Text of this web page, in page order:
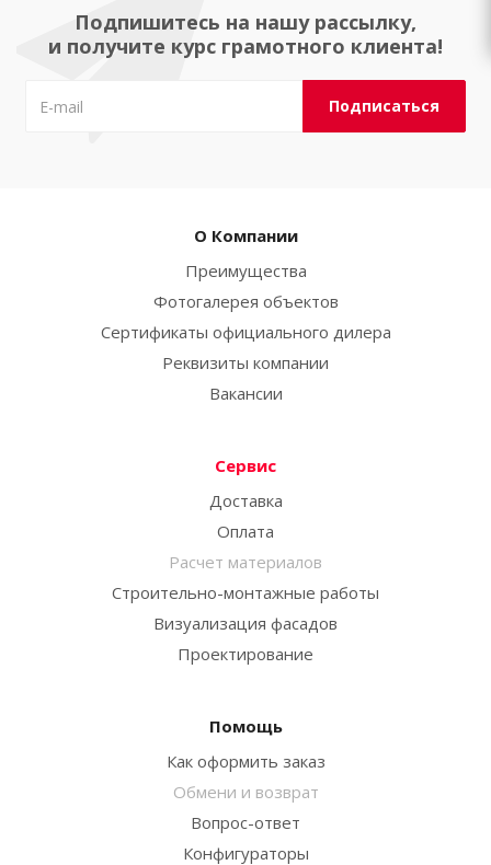
Подпишитесь на нашу рассылку,
и получите курс грамотного клиента!
О Компании
Преимущества
Фотогалерея объектов
Сертификаты официального дилера
Реквизиты компании
Вакансии
Сервис
Доставка
Оплата
Расчет материалов
Строительно-монтажные работы
Визуализация фасадов
Проектирование
Помощь
Как оформить заказ
Обмени и возврат
Вопрос-ответ
Конфигураторы